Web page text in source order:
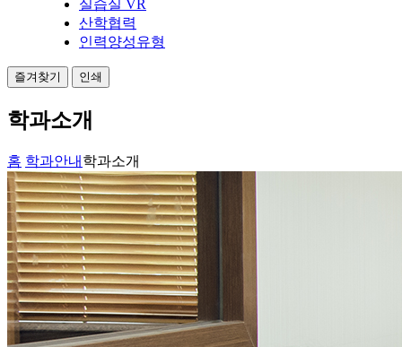
실습실 VR
산학협력
인력양성유형
즐겨찾기 인쇄
학과소개
홈 학과안내 학과소개